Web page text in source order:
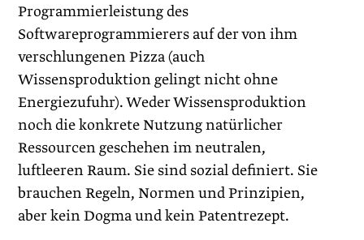
Programmierleistung des
Softwareprogrammierers auf der von ihm
verschlungenen Pizza (auch
Wissensproduktion gelingt nicht ohne
Energiezufuhr). Weder Wissensproduktion
noch die konkrete Nutzung natürlicher
Ressourcen geschehen im neutralen,
luftleeren Raum. Sie sind sozial definiert. Sie
brauchen Regeln, Normen und Prinzipien,
aber kein Dogma und kein Patentrezept.